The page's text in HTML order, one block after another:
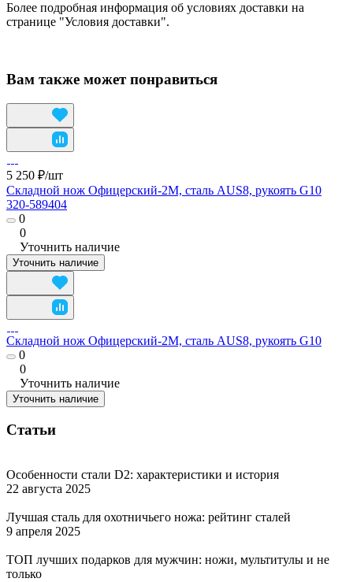
Более подробная информация об условиях доставки на
странице "Условия доставки".
Вам также может понравиться
5 250 ₽/шт
Складной нож Офицерский-2М, сталь AUS8, рукоять G10
320-589404
0
0
Уточнить наличие
Уточнить наличие
Складной нож Офицерский-2М, сталь AUS8, рукоять G10
0
0
Уточнить наличие
Уточнить наличие
Статьи
Особенности стали D2: характеристики и история
22 августа 2025
Лучшая сталь для охотничьего ножа: рейтинг сталей
9 апреля 2025
ТОП лучших подарков для мужчин: ножи, мультитулы и не
только